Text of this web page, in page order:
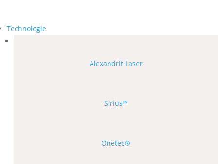
Technologie
Alexandrit Laser
Sirius™
Onetec®